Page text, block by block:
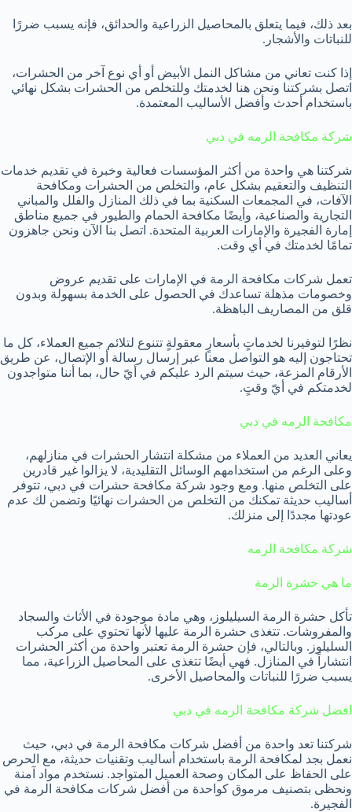
بعد ذلك، فيما يتعلق بالمحاصيل الزراعية والحدائق، فإنه يسبب ضررًا
للنباتات والأشجار.
إذا كنت تعاني من مشاكل النمل الأبيض أو أي نوع آخر من الحشرات،
اتصل بشركتنا ونحن هنا لخدمتك وللتخلص من الحشرات بشكل نهائي
باستخدام أحدث وأفضل الأساليب المعتمدة.
شركة مكافحة الرمه في دبي
شركتنا هي واحدة من أكثر المؤسسات فعالية وخبرة في تقديم خدمات
التنظيف والتعقيم بشكل عام، والتخلص من الحشرات ومكافحة
الآفات، في المجمعات السكنية بما في ذلك المنازل والفلل والمباني
التجارية والصناعية، وأيضًا مكافحة الحمام والطيور في جميع مناطق
إمارة الفجيرة والإمارات العربية المتحدة. اتصل بنا الآن ونحن جاهزون
تمامًا لخدمتك في أي وقت.
تعمل شركات مكافحة الرمة في الإمارات على تقديم عروض
وخصومات مذهلة تساعدك في الحصول على الخدمة بسهولة وبدون
قلق من المصاريف الباهظة.
نظرًا لتوفيرنا لخدماتٍ بأسعارٍ معقولةٍ تتنوع لتلائم جميع العملاء، كل ما
تحتاجون إليه هو التواصل معنا عبر إرسال رسالة أو الإتصال، عن طريق
الأرقام المزعة، حيث سيتم الرد عليكم في أيّ حال، بما أننا متواجدون
لخدمتكم في أيّ وقتٍ.
مكافحة الرمه في دبي
يعاني العديد من العملاء من مشكلة انتشار الحشرات في منازلهم،
وعلى الرغم من استخدامهم الوسائل التقليدية، لا يزالوا غير قادرين
على التخلص منها. ومع وجود شركة مكافحة حشرات في دبي، تتوفر
أساليب حديثة تمكنك من التخلص من الحشرات نهائيًا وتضمن لك عدم
عودتها مجددًا إلى منزلك.
شركة مكافحة الرمه
ما هي حشرة الرمة
تأكل حشرة الرمة السيليلوز، وهي مادة موجودة في الأثاث والسجاد
والمفروشات. تتغذى حشرة الرمة عليها لأنها تحتوي على مركب
السليلوز. وبالتالي، فإن حشرة الرمة تعتبر واحدة من أكثر الحشرات
انتشاراً في المنازل. فهي أيضًا تتغذى على المحاصيل الزراعية، مما
يسبب ضررًا للنباتات والمحاصيل الأخرى.
افضل شركة مكافحة الرمه في دبي
شركتنا تعد واحدة من أفضل شركات مكافحة الرمة في دبي، حيث
نعمل بجد لمكافحة الرمة باستخدام أساليب وتقنيات حديثة، مع الحرص
على الحفاظ على المكان وصحة العميل المتواجد. نستخدم مواد آمنة
ونحظى بتصنيف مرموق كواحدة من أفضل شركات مكافحة الرمة في
الفجيرة.